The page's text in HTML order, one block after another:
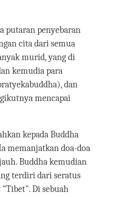
putaran penyebaran
cita dari semua
murid, yang di
kemudia para
dan
mencapai
kepada Buddha
memanjatkan doa-doa
Buddha kemudian
terdiri dari seratus
Di sebuah